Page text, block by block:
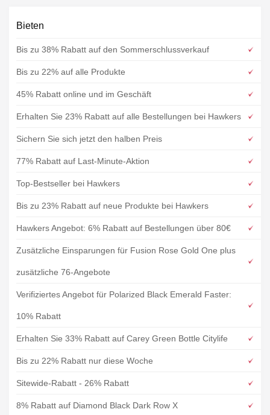
Bieten
Bis zu 38% Rabatt auf den Sommerschlussverkauf
Bis zu 22% auf alle Produkte
45% Rabatt online und im Geschäft
Erhalten Sie 23% Rabatt auf alle Bestellungen bei Hawkers
Sichern Sie sich jetzt den halben Preis
77% Rabatt auf Last-Minute-Aktion
Top-Bestseller bei Hawkers
Bis zu 23% Rabatt auf neue Produkte bei Hawkers
Hawkers Angebot: 6% Rabatt auf Bestellungen über 80€
Zusätzliche Einsparungen für Fusion Rose Gold One plus
zusätzliche 76-Angebote
Verifiziertes Angebot für Polarized Black Emerald Faster:
10% Rabatt
Erhalten Sie 33% Rabatt auf Carey Green Bottle Citylife
Bis zu 22% Rabatt nur diese Woche
Sitewide-Rabatt - 26% Rabatt
8% Rabatt auf Diamond Black Dark Row X